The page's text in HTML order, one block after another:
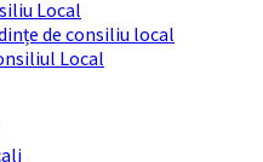
Local
de consiliu local
Local